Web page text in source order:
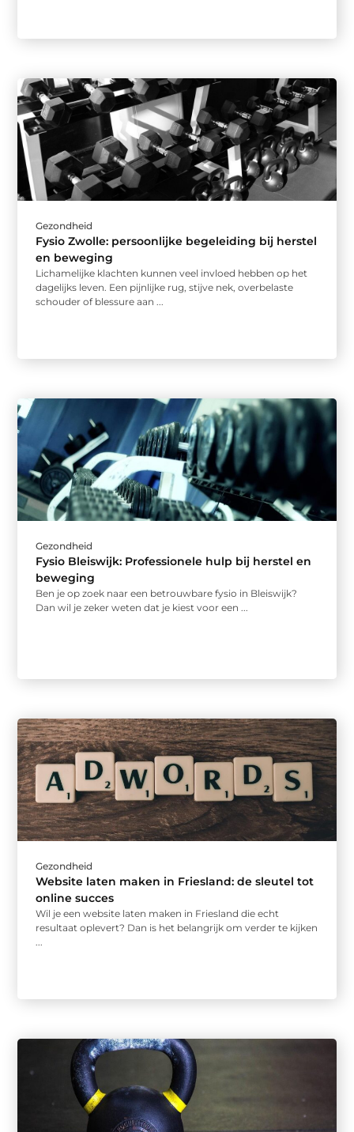
Gezondheid
Fysio Zwolle: persoonlijke begeleiding bij herstel
en beweging
Lichamelijke klachten kunnen veel invloed hebben op het
dagelijks leven. Een pijnlijke rug, stijve nek, overbelaste
schouder of blessure aan ...
Gezondheid
Fysio Bleiswijk: Professionele hulp bij herstel en
beweging
Ben je op zoek naar een betrouwbare fysio in Bleiswijk?
Dan wil je zeker weten dat je kiest voor een ...
Gezondheid
Website laten maken in Friesland: de sleutel tot
online succes
Wil je een website laten maken in Friesland die echt
resultaat oplevert? Dan is het belangrijk om verder te kijken
...